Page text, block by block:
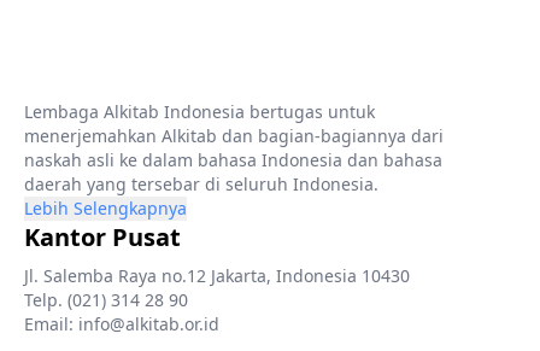
Lembaga Alkitab Indonesia bertugas untuk
menerjemahkan Alkitab dan bagian-bagiannya dari
naskah asli ke dalam bahasa Indonesia dan bahasa
daerah yang tersebar di seluruh Indonesia.
Lebih Selengkapnya
Kantor Pusat
Jl. Salemba Raya no.12 Jakarta, Indonesia 10430
Telp. (021) 314 28 90
Email: info@alkitab.or.id